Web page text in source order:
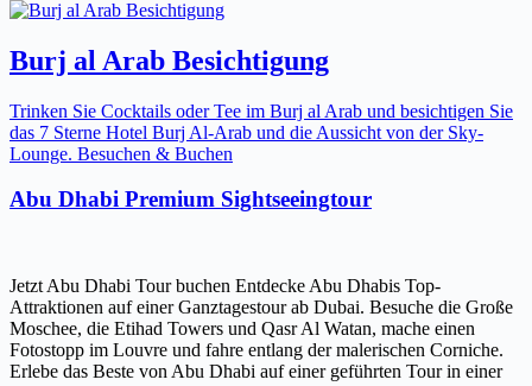
Burj al Arab Besichtigung
Trinken Sie Cocktails oder Tee im Burj al Arab und besichtigen Sie
das 7 Sterne Hotel Burj Al-Arab und die Aussicht von der Sky-
Lounge. Besuchen & Buchen
Abu Dhabi Premium Sightseeingtour
Jetzt Abu Dhabi Tour buchen Entdecke Abu Dhabis Top-
Attraktionen auf einer Ganztagestour ab Dubai. Besuche die Große
Moschee, die Etihad Towers und Qasr Al Watan, mache einen
Fotostopp im Louvre und fahre entlang der malerischen Corniche.
Erlebe das Beste von Abu Dhabi auf einer geführten Tour in einer